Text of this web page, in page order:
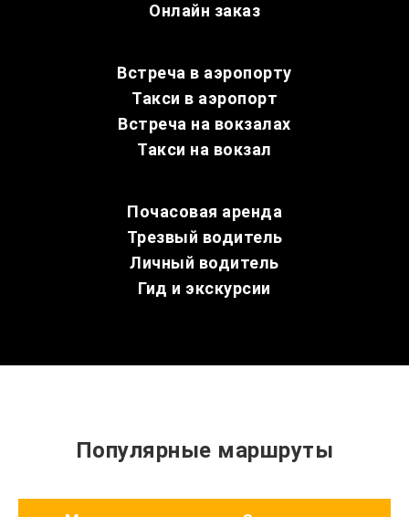
Онлайн заказ
Встреча в аэропорту
Такси в аэропорт
Встреча на вокзалах
Такси на вокзал
Почасовая аренда
Трезвый водитель
Личный водитель
Гид и экскурсии
Популярные маршруты